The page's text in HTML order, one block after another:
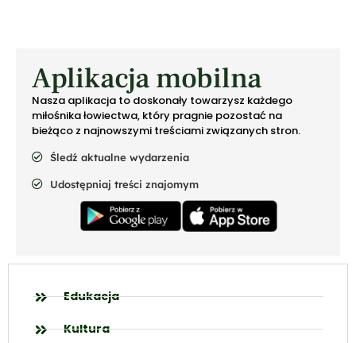
Aplikacja mobilna
Nasza aplikacja to doskonały towarzysz każdego
miłośnika łowiectwa, który pragnie pozostać na
bieżąco z najnowszymi treściami związanych stron.
Śledź aktualne wydarzenia
Udostępniaj treści znajomym
Edukacja
Kultura